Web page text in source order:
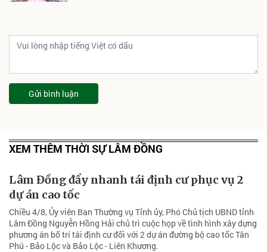
Gửi bình luận
XEM THÊM THỜI SỰ LÂM ĐỒNG
Lâm Đồng đẩy nhanh tái định cư phục vụ 2
dự án cao tốc
Chiều 4/8, Ủy viên Ban Thường vụ Tỉnh ủy, Phó Chủ tịch UBND tỉnh
Lâm Đồng Nguyễn Hồng Hải chủ trì cuộc họp về tình hình xây dựng
phương án bố trí tái định cư đối với 2 dự án đường bộ cao tốc Tân
Phú - Bảo Lộc và Bảo Lộc - Liên Khương.